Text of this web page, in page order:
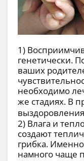
1)
генетически.
ваших
необходимо
же стадиях. В
2) Влага и
создают
грибка.
намного чаще